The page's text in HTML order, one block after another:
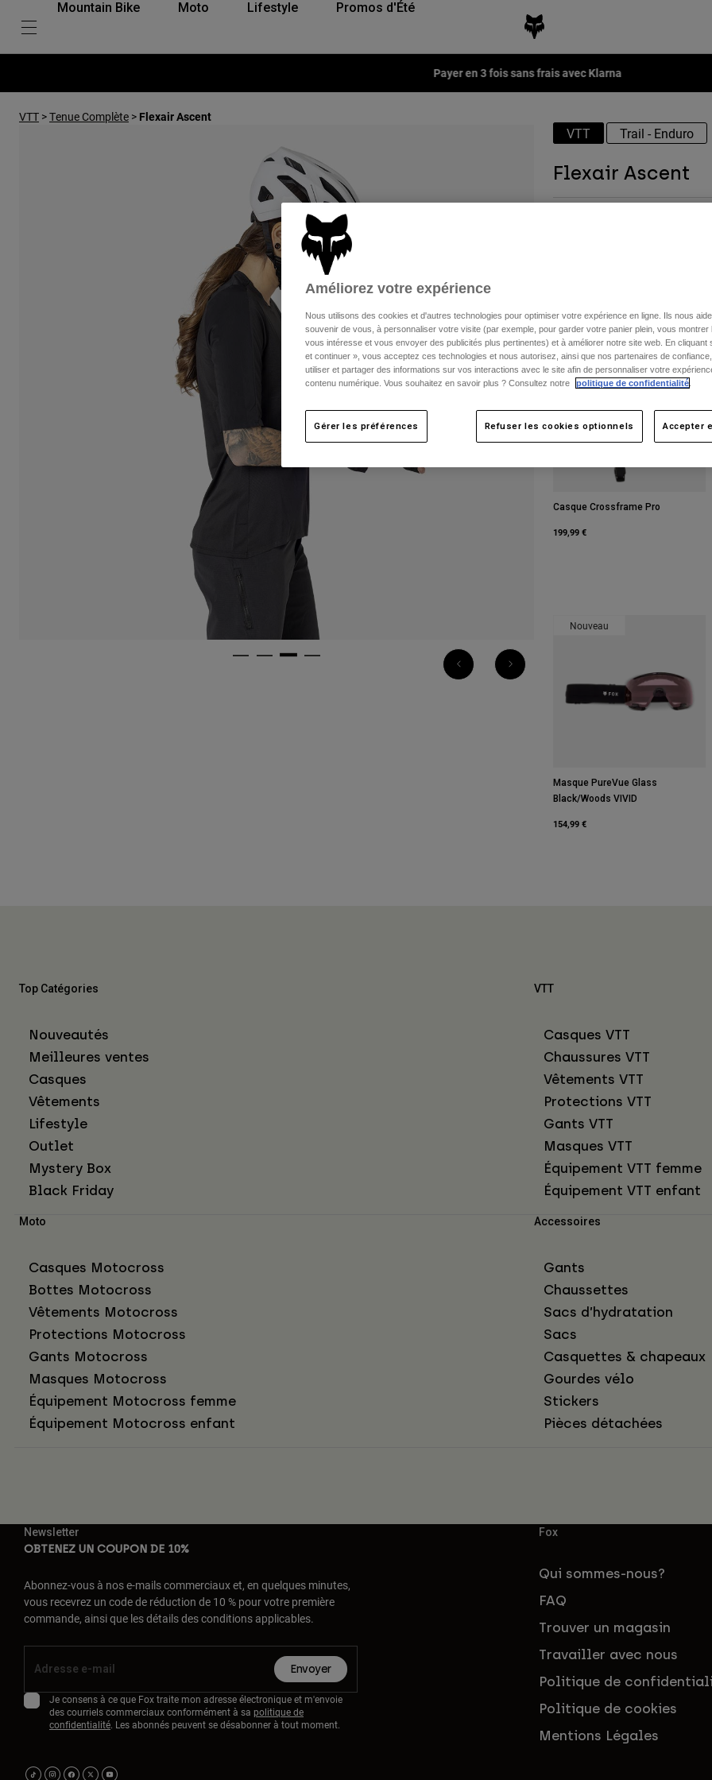
Mountain Bike Moto Lifestyle Promos d'Été
Fox LAB Capsule Collection -Voir la collection
VTT >Tenue Complète > Flexair Ascent
VTT Trail - Enduro
Flexair Ascent
Nouveau
Casque Crossframe Pro
199,99 €
Nouveau
Masque PureVue Glass
Black/Woods VIVID
154,99 €
Top Catégories
Nouveautés
Meilleures ventes
Casques
Vêtements
Lifestyle
Outlet
Mystery Box
Black Friday
VTT
Casques VTT
Chaussures VTT
Vêtements VTT
Protections VTT
Gants VTT
Masques VTT
Équipement VTT femme
Équipement VTT enfant
Moto
Casques Motocross
Bottes Motocross
Vêtements Motocross
Protections Motocross
Gants Motocross
Masques Motocross
Équipement Motocross femme
Équipement Motocross enfant
Accessoires
Gants
Chaussettes
Sacs d’hydratation
Sacs
Casquettes & chapeaux
Gourdes vélo
Stickers
Pièces détachées
Newsletter
OBTENEZ UN COUPON DE 10%
Abonnez-vous à nos e-mails commerciaux et, en quelques minutes,
vous recevrez un code de réduction de 10 % pour votre première
commande, ainsi que les détails des conditions applicables.
Envoyer
Je consens à ce que Fox traite mon adresse électronique et m'envoie
des courriels commerciaux conformément à sa politique de
confidentialité. Les abonnés peuvent se désabonner à tout moment.
Fox
Qui sommes-nous?
FAQ
Trouver un magasin
Travailler avec nous
Politique de
Politique de cookies
Mentions Légales
Améliorez votre expérience
Nous utilisons des cookies et d'autres technologies pour optimiser votre expérience en ligne. Ils nous
souvenir de vous, à personnaliser votre visite (par exemple, pour garder votre panier plein, vous montrer
vous intéresse et vous envoyer des publicités plus pertinentes) et à améliorer notre site web. En cliquant
et continuer », vous acceptez ces technologies et nous autorisez, ainsi que nos partenaires de confiance,
utiliser et partager des informations sur vos interactions avec le site afin de personnaliser votre
contenu numérique. Vous souhaitez en savoir plus ? Consultez notre
politique de confidentialité
Gérer les préférences Refuser les cookies optionnels Accepter